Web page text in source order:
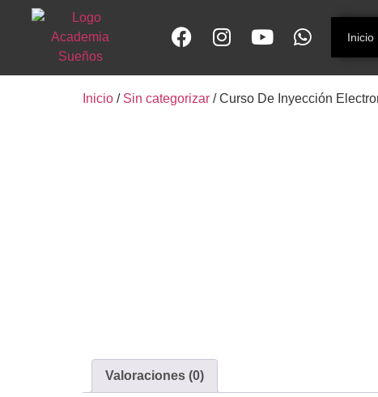
Inicio
Inicio / Sin categorizar / Curso De Inyección
Valoraciones (0)